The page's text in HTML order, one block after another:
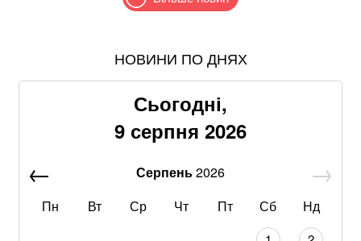
Співаків і телеведучих хочуть позбавити броні: у
Понад 9,2 млрд грн: що відомо про нову гучну
справу "ПриватБанку"
Абітурієнт заявив, що йому змінили результат НМТ:
НОВИНИ ПО ДНЯХ
Сьогодні,
9 серпня 2026
Серпень2026
Пн
Вт Ср Чт Пт Сб Нд